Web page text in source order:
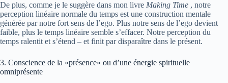
De plus, comme je le suggère dans mon livre Making Time , notre
perception linéaire normale du temps est une construction mentale
générée par notre fort sens de l’ego. Plus notre sens de l’ego devient
faible, plus le temps linéaire semble s’effacer. Notre perception du
temps ralentit et s’étend – et finit par disparaître dans le présent.
3. Conscience de la «présence» ou d’une énergie spirituelle
omniprésente